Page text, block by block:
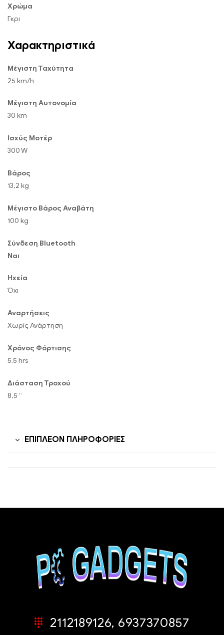
Χρώμα
Γκρι
Χαρακτηριστικά
Μέγιστη Ταχύτητα
25 km/h
Μέγιστη Αυτονομία
30 km
Ισχύς Μοτέρ
300 W
Βάρος
13,2 kg
Μέγιστο Βάρος Αναβάτη
100 kg
Σύνδεση Bluetooth
Ναι
Ηχεία
Όχι
Αναρτήσεις
Χωρίς Ανάρτηση
Χρόνος Φόρτισης
5.5 hrs
Διάσταση Τροχού
8,5 “
ΕΠΙΠΛΈΟΝ ΠΛΗΡΟΦΟΡΊΕΣ
2112189126, 6937370857